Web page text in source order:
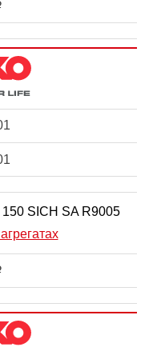
SICH SA R9005